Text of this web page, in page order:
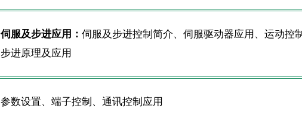
伺服及步进应用： 伺服及步进控制简介、伺服驱动器应用、运动控制
步进原理及应用
参数设置、端子控制、通讯控制应用